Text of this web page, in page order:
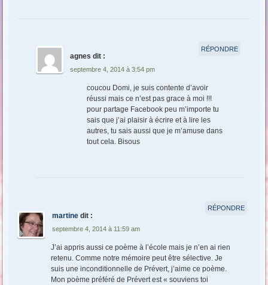
agnes dit :
septembre 4, 2014 à 3:54 pm
coucou Domi, je suis contente d’avoir
réussi mais ce n’est pas grace à moi !!!
pour partage Facebook peu m’importe tu
sais que j’ai plaisir à écrire et à lire les
autres, tu sais aussi que je m’amuse dans
tout cela. Bisous
RÉPONDRE
martine dit :
septembre 4, 2014 à 11:59 am
J’ai appris aussi ce poème à l’école mais je n’en ai rien
retenu. Comme notre mémoire peut être sélective. Je
suis une inconditionnelle de Prévert, j’aime ce poème.
Mon poème préféré de Prévert est « souviens toi
RÉPONDRE